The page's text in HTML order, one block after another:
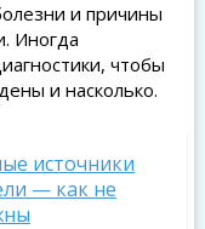
и причины
Иногда
чтобы
и насколько.
источники
— как не